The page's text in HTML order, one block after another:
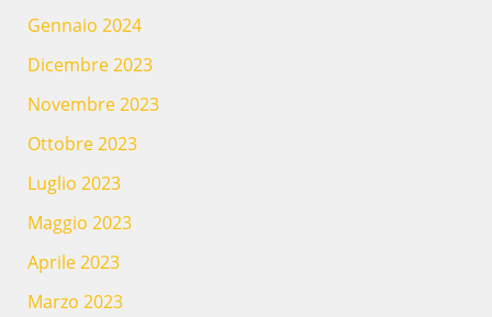
Gennaio 2024
Dicembre 2023
Novembre 2023
Ottobre 2023
Luglio 2023
Maggio 2023
Aprile 2023
Marzo 2023